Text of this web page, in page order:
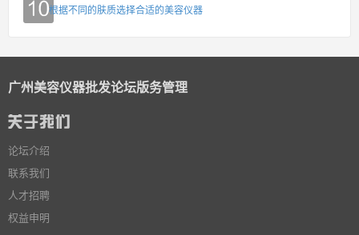
根据不同的肤质选择合适的美容仪器
广州美容仪器批发论坛版务管理
论坛介绍
联系我们
人才招聘
权益申明